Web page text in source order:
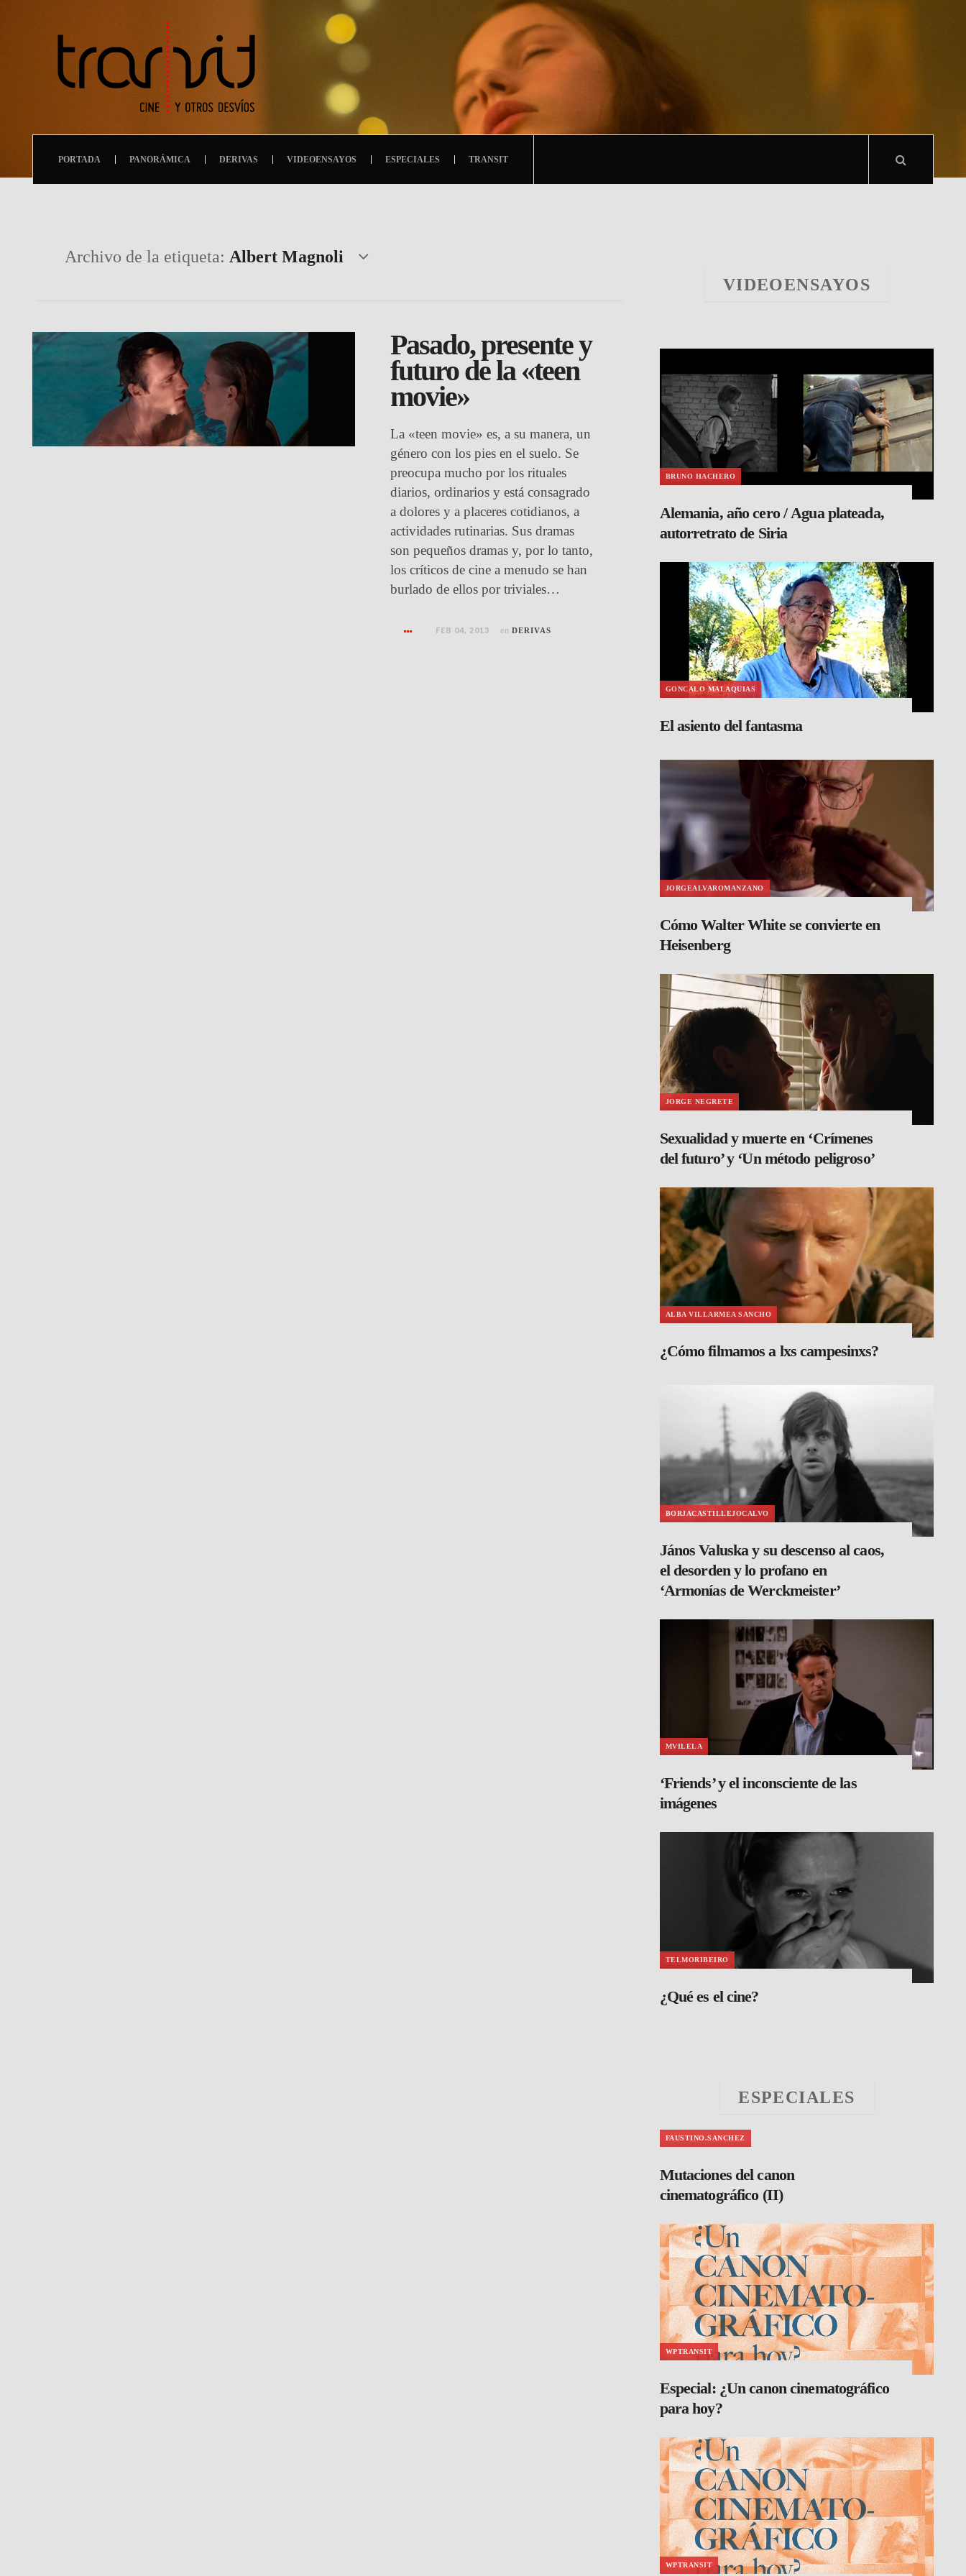
PORTADA PANORÁMICA DERIVAS VIDEOENSAYOS ESPECIALES TRANSIT
Archivo de la etiqueta: Albert Magnoli
Pasado, presente y
futuro de la «teen
movie»
La «teen movie» es, a su manera, un
género con los pies en el suelo. Se
preocupa mucho por los rituales
diarios, ordinarios y está consagrado
a dolores y a placeres cotidianos, a
actividades rutinarias. Sus dramas
son pequeños dramas y, por lo tanto,
los críticos de cine a menudo se han
burlado de ellos por triviales…
FEB 04, 2013 en DERIVAS
VIDEOENSAYOS
BRUNO HACHERO
Alemania, año cero / Agua plateada,
autorretrato de Siria
GONCALO MALAQUIAS
El asiento del fantasma
JORGEALVAROMANZANO
Cómo Walter White se convierte en
Heisenberg
JORGE NEGRETE
Sexualidad y muerte en ‘Crímenes
del futuro’ y ‘Un método peligroso’
ALBA VILLARMEA SANCHO
¿Cómo filmamos a lxs campesinxs?
BORJACASTILLEJOCALVO
János Valuska y su descenso al caos,
el desorden y lo profano en
‘Armonías de Werckmeister’
MVILELA
‘Friends’ y el inconsciente de las
imágenes
TELMORIBEIRO
¿Qué es el cine?
ESPECIALES
FAUSTINO.SANCHEZ
Mutaciones del canon
cinematográfico (II)
WPTRANSIT
Especial: ¿Un canon cinematográfico
para hoy?
WPTRANSIT